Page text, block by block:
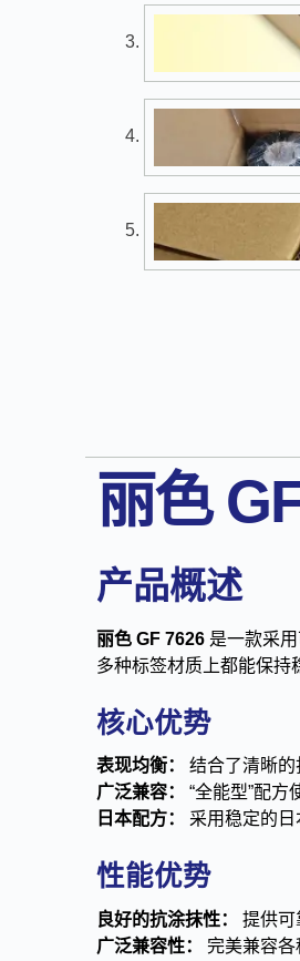
丽色
产品概述
丽色 GF 7626 是一款采
多种标签材质上都能保持
核心优势
表现均衡：
结合了清晰的
广泛兼容：
“全能型”配方
日本配方：
采用稳定的
性能优势
良好的抗涂抹性：
提供可
广泛兼容性：
完美兼容